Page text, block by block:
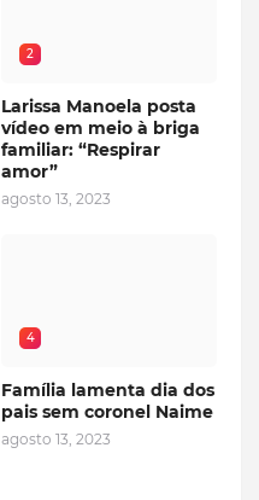
2
Larissa Manoela posta
vídeo em meio à briga
familiar: “Respirar
amor”
agosto 13, 2023
4
Família lamenta dia dos
pais sem coronel Naime
agosto 13, 2023